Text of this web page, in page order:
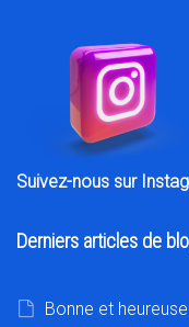
Suivez-nous sur
Derniers articles de
Bonne et